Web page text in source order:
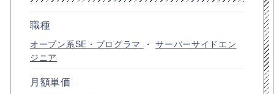
職種
オープン系SE・プログラマ ・サーバーサイドエン
ジニア
月額単価